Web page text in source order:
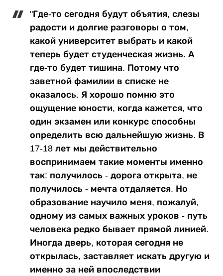
"Где-то сегодня будут объятия, слезы
радости и долгие разговоры о том,
какой университет выбрать и какой
теперь будет студенческая жизнь. А
где-то будет тишина. Потому что
заветной фамилии в списке не
оказалось. Я хорошо помню это
ощущение юности, когда кажется, что
один экзамен или конкурс способны
определить всю дальнейшую жизнь. В
17-18 лет мы действительно
воспринимаем такие моменты именно
так: получилось - дорога открыта, не
получилось - мечта отдаляется. Но
образование научило меня, пожалуй,
одному из самых важных уроков - путь
человека редко бывает прямой линией.
Иногда дверь, которая сегодня не
открылась, заставляет искать другую и
именно за ней впоследствии